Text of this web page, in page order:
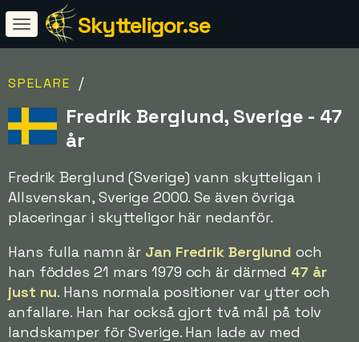
Skytteligor.se
SPELARE /
Fredrik Berglund, Sverige - 47
år
Fredrik Berglund (Sverige) vann skytteligan i
Allsvenskan, Sverige 2000. Se även övriga
placeringar i skytteligor här nedanför.
Hans fulla namn är Jan Fredrik Berglund och
han föddes 21 mars 1979 och är därmed 47 år
just nu. Hans normala positioner var ytter och
anfallare. Han har också gjort två mål på tolv
landskamper för Sverige. Han lade av med